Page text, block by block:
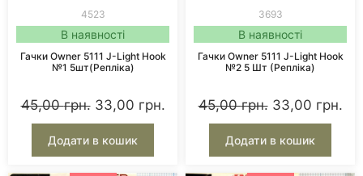
4523
В наявності
Гачки Owner 5111 J-Light Hook
№1 5шт(репліка)
45,00грн. 33,00 грн.
Додати в кошик
3693
В наявності
Гачки Owner 5111 J-Light Hook
№2 5 Шт (репліка)
45,00грн. 33,00 грн.
Додати в кошик